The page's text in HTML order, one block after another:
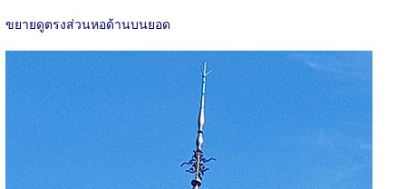
ขยายดูตรงส่วนหอด้านบนยอด